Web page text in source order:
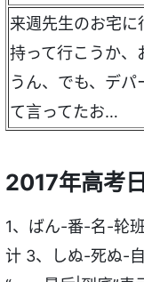
来週先生のお宅に
持って行こうか、
うん、でも、デ
て言ってたお…
2017年高考
1、ばん-番-名-轮
计 3、しぬ-死ぬ-